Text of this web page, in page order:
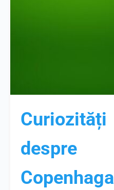
Curiozități
despre
Copenhaga